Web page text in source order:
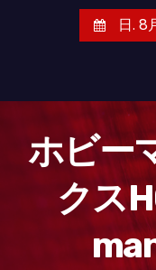
日. 8
ホビー
クス